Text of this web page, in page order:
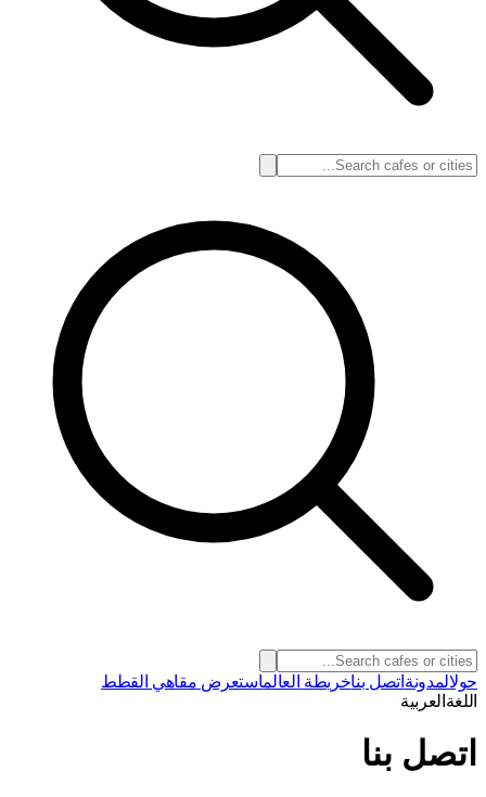
حولالمدونة اتصل بناخريطة العالماستعرض مقاهي القطط
اللغة العربية
اتصل بنا